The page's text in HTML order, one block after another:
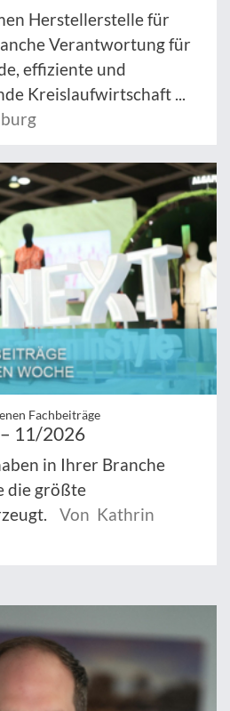
Herstellerstelle für
Verantwortung für
effiziente und
Kreislaufwirtschaft ...
Fachbeiträge
11/2026
in Ihrer Branche
die größte
Von Kathrin